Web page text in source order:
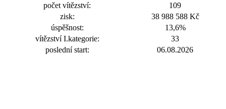
počet vítězství:
109
zisk:
38 988 588 Kč
úspěšnost:
13,6%
vítězství I.kategorie:
33
poslední start:
06.08.2026